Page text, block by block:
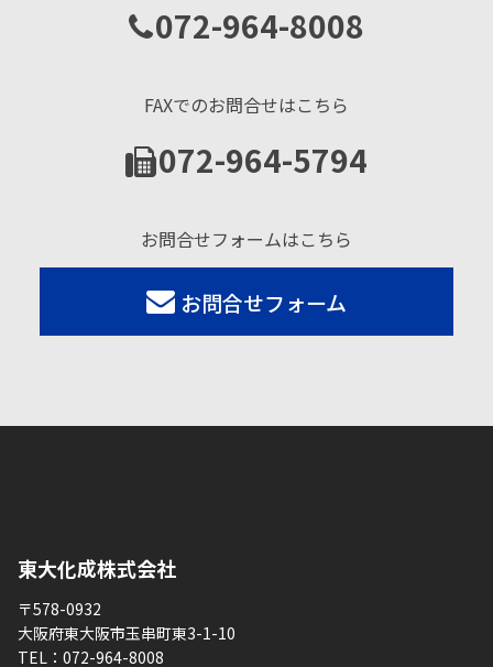
072-964-8008
FAXでのお問合せはこちら
072-964-5794
お問合せフォームはこちら
お問合せフォーム
東大化成株式会社
〒578-0932
大阪府東大阪市玉串町東3-1-10
TEL： 072-964-8008